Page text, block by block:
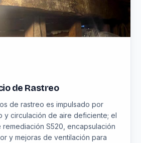
de Rastreo
de rastreo es impulsado por
y circulación de aire deficiente; el
remediación S520, encapsulación
y mejoras de ventilación para